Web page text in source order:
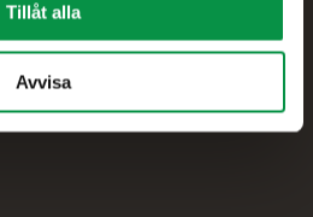
Tillåt alla
Avvisa